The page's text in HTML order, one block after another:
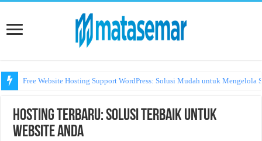
Free Website Hosting Support WordPress: Solusi Mudah untuk Mengelola
Hosting Terbaru: Solusi Terbaik untuk
Website Anda